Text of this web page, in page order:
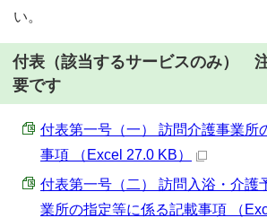
い。
付表 （該当するサービスのみ）
要です
付表第一号（一） 訪問介護事業所
事項 （Excel 27.0 KB）
付表第一号（二） 訪問入浴・介護
業所の指定等に係る記載事項 （